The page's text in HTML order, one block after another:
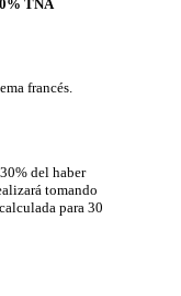
TNA
francés.
del haber
tomando
para 30